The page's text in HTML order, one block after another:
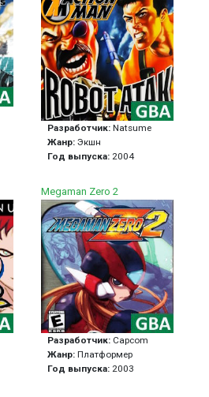
Разработчик:Natsume
Жанр:Экшн
Год выпуска: 2004
Megaman Zero 2
Разработчик: Capcom
Жанр:Платформер
Год выпуска: 2003